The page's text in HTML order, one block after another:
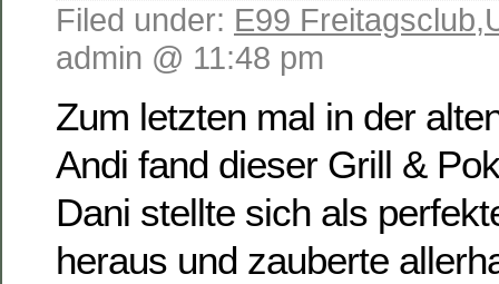
Filed under: E99 Freitagsclub,
admin @ 11:48 pm
Zum letzten mal in der
Andi fand dieser Grill &
Dani stellte sich als
heraus und zauberte